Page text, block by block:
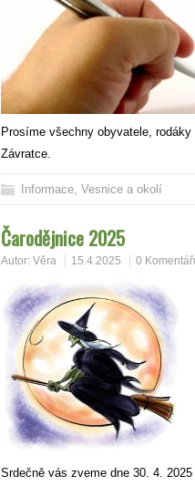
Prosíme všechny obyvatele,
Závratce.
Informace Vesnice a okolí
Čarodějnice 2025
Autor: Věra 15.4.2025 0
Srdečně vás zveme dne 30. 4.